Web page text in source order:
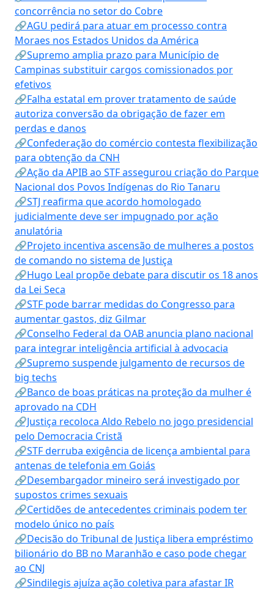
concorrência no setor do Cobre
🔗AGU pedirá para atuar em processo contra
Moraes nos Estados Unidos da América
🔗Supremo amplia prazo para Município de
Campinas substituir cargos comissionados por
efetivos
🔗Falha estatal em prover tratamento de saúde
autoriza conversão da obrigação de fazer em
perdas e danos
🔗Confederação do comércio contesta flexibilização
para obtenção da CNH
🔗Ação da APIB ao STF assegurou criação do Parque
Nacional dos Povos Indígenas do Rio Tanaru
🔗STJ reafirma que acordo homologado
judicialmente deve ser impugnado por ação
anulatória
🔗Projeto incentiva ascensão de mulheres a postos
de comando no sistema de Justiça
🔗Hugo Leal propõe debate para discutir os 18 anos
da Lei Seca
🔗STF pode barrar medidas do Congresso para
aumentar gastos, diz Gilmar
🔗Conselho Federal da OAB anuncia plano nacional
para integrar inteligência artificial à advocacia
🔗Supremo suspende julgamento de recursos de
big techs
🔗Banco de boas práticas na proteção da mulher é
aprovado na CDH
🔗Justiça recoloca Aldo Rebelo no jogo presidencial
pelo Democracia Cristã
🔗STF derruba exigência de licença ambiental para
antenas de telefonia em Goiás
🔗Desembargador mineiro será investigado por
supostos crimes sexuais
🔗Certidões de antecedentes criminais podem ter
modelo único no país
🔗Decisão do Tribunal de Justiça libera empréstimo
bilionário do BB no Maranhão e caso pode chegar
ao CNJ
🔗Sindilegis ajuíza ação coletiva para afastar IR